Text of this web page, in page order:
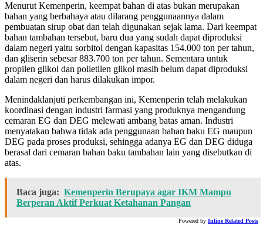
Menurut Kemenperin, keempat bahan di atas bukan merupakan
bahan yang berbahaya atau dilarang penggunaannya dalam
pembuatan sirup obat dan telah digunakan sejak lama. Dari keempat
bahan tambahan tersebut, baru dua yang sudah dapat diproduksi
dalam negeri yaitu sorbitol dengan kapasitas 154.000 ton per tahun,
dan gliserin sebesar 883.700 ton per tahun. Sementara untuk
propilen glikol dan polietilen glikol masih belum dapat diproduksi
dalam negeri dan harus dilakukan impor.
Menindaklanjuti perkembangan ini, Kemenperin telah melakukan
koordinasi dengan industri farmasi yang produknya mengandung
cemaran EG dan DEG melewati ambang batas aman. Industri
menyatakan bahwa tidak ada penggunaan bahan baku EG maupun
DEG pada proses produksi, sehingga adanya EG dan DEG diduga
berasal dari cemaran bahan baku tambahan lain yang disebutkan di
atas.
Baca juga: Kemenperin Berupaya agar IKM Mampu
Berperan Aktif Perkuat Ketahanan Pangan
Powered by Inline Related Posts